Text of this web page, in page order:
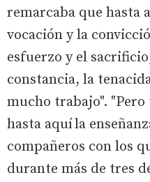
remarcaba que hasta
vocación y la
esfuerzo y el
constancia, la
mucho trabajo".
hasta aquí la
compañeros con los
durante más de tres